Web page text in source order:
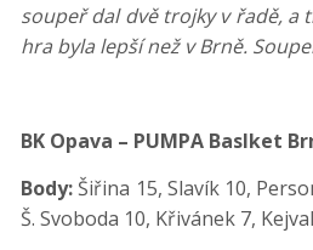
soupeř dal dvě trojky v řadě, a
hra byla lepší než v Brně.
BK Opava – PUMPA Baslket
Body: Šiřina 15, Slavík 10,
Š. Svoboda 10, Křivánek 7,